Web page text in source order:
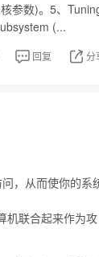
参数)。5、
(...
回复 分
，从而使你的系
机联合起来作为攻